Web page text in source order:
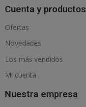
Cuenta y productos
Ofertas
Novedades
Los más vendidos
Mi cuenta
Nuestra empresa